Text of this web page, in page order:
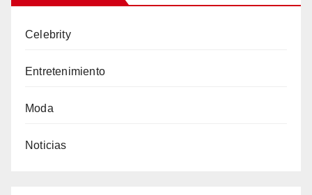
Celebrity
Entretenimiento
Moda
Noticias